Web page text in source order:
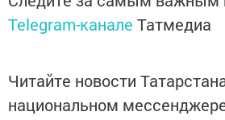
Telegram-канале Татмедиа
Читайте новости
национальном